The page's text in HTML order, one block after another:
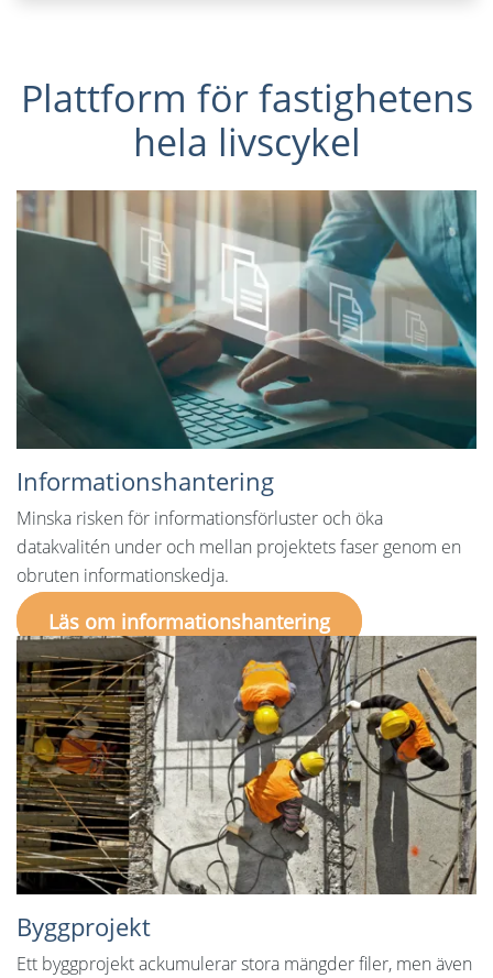
Plattform för fastighetens
hela livscykel
Informationshantering
Minska risken för informationsförluster och öka
datakvalitén under och mellan projektets faser genom en
obruten informationskedja.
Läs om informationshantering
Byggprojekt
Ett byggprojekt ackumulerar stora mängder filer, men även